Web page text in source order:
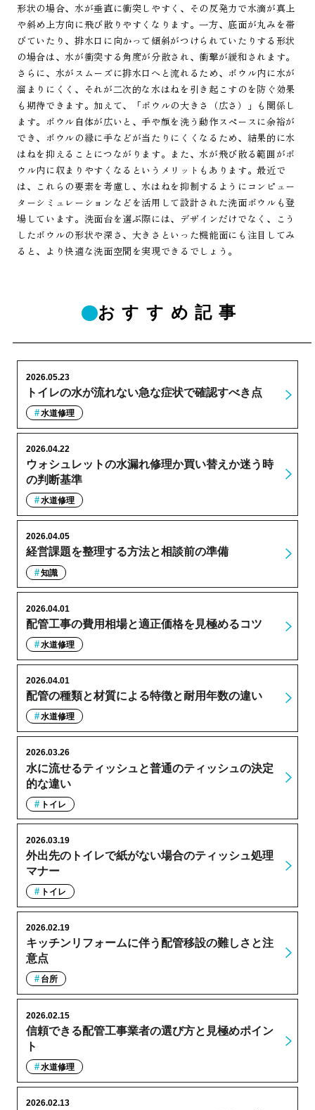
形状の場合、水が垂直に衝突しやすく、その反発力で水滴が真上
や斜め上方向に飛び散りやすくなります。一方、底面が丸みを帯
びていたり、排水口に向かって傾斜がつけられていたりする形状
の場合は、水が衝突する角度が分散され、衝撃が緩和されます。
さらに、水がスムーズに排水口へと流れるため、ボウル内に水が
溜まりにくく、それが二次的な水はねを引き起こすのを防ぐ効果
も期待できます。加えて、「ボウルの大きさ（広さ）」も関係し
ます。ボウル自体が広いと、手や顔を洗う動作スペースに余裕が
でき、ボウルの縁に手などが当たりにくくなるため、結果的に水
はねを抑えることにつながります。また、水が飛び散る範囲がボ
ウル内に収まりやすくなるというメリットもあります。最近で
は、これらの要素を考慮し、水はねを抑制するようにコンピュー
ターシミュレーションなどを活用して設計された洗面ボウルも登
場しています。洗面台を選ぶ際には、デザインだけでなく、こう
したボウルの形状や深さ、大きさといった機能面にも注目してみ
ると、より快適な洗面空間を実現できるでしょう。
おすすめ記事
トイレの水が流れない急な症状で確認すべき点
2026.05.23
水道修理
ウォシュレットの水漏れ修理か買い替えか迷う時
の判断基準
2026.04.22
水道修理
経営課題を整理する方法と相談前の準備
2026.04.05
知識
配管工事の費用相場と適正価格を見極めるコツ
2026.04.01
水道修理
配管の種類と材質による特徴と耐用年数の違い
2026.04.01
水道修理
水に流せるティッシュと普通のティッシュの決定
的な違い
2026.03.26
トイレ
外出先のトイレで紙がない場合のティッシュ処理
マナー
2026.03.19
トイレ
キッチンリフォームに伴う配管移設の難しさと注
意点
2026.02.19
台所
信頼できる配管工事業者の選び方と見極めポイン
ト
2026.02.15
水道修理
2026.02.13